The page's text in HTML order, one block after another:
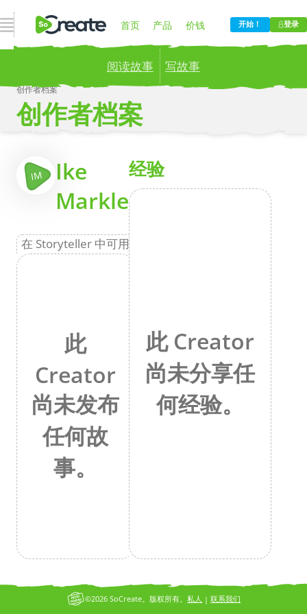
打开导航 首页 产品 价钱
博客 公司
开始！ 登录
阅读故事 写故事
Publish your stories to a global audience.
now!
创作者档案
创作者档案
IM
Ike
Markle
在 Storyteller 中可用
更
此
Creator
尚未发布
任何故
事。
经验
此 Creator
尚未分享任
何经验。
私人 |联系我们
©2026 SoCreate。版权所有。